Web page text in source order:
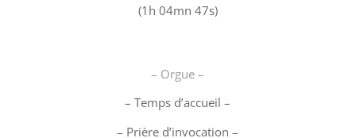
(1h 04mn 47s)
– Orgue –
– Temps d’accueil –
– Prière d’invocation –